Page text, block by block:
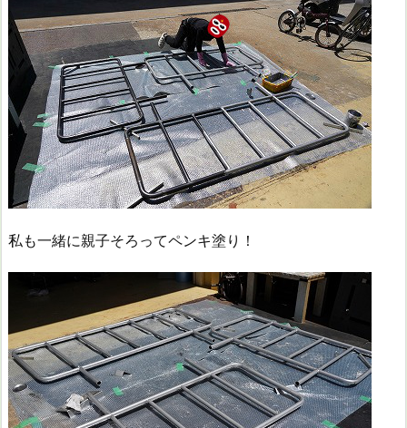
私も一緒に親子そろってペンキ塗り！